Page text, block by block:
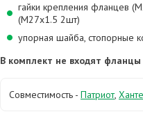
гайки крепления фланцев
(М27х1.5 2шт)
упорная шайба, стопорные
В комплект не входят
Совместимость - Патриот,